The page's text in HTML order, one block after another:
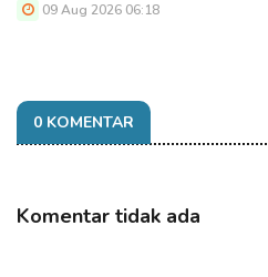
09 Aug 2026 06:18
0 KOMENTAR
Komentar tidak ada